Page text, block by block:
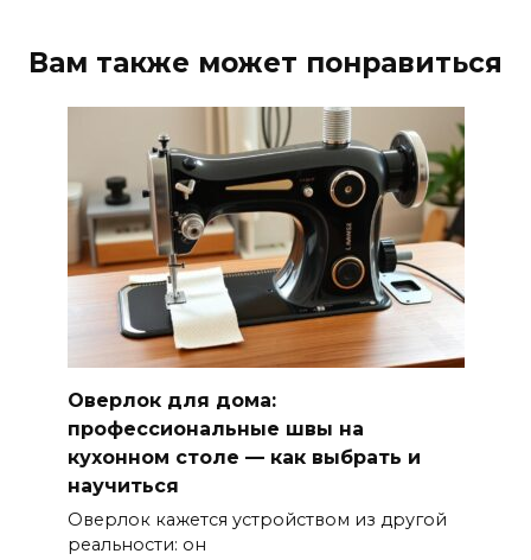
Вам также может понравиться
Оверлок для дома:
профессиональные швы на
кухонном столе — как выбрать и
научиться
Оверлок кажется устройством из другой
реальности: он